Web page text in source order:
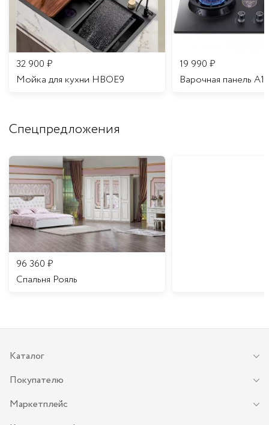
32 900 ₽
Мойка для кухни HBOE9
19 990 ₽
Варочная панель A16
Спецпредложения
96 360 ₽
Спальня Рояль
Каталог
Покупателю
Маркетплейс